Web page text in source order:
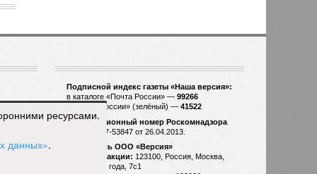
ресурсами.
данных».